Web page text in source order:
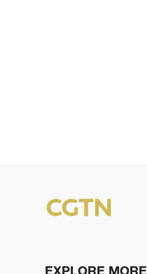
EXPLORE MORE